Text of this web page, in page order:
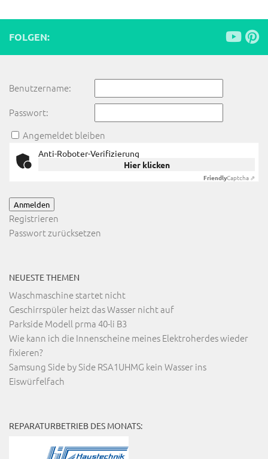
FOLGEN:
Benutzername:
Passwort:
Angemeldet bleiben
Anti-Roboter-Verifizierung
Hier klicken
FriendlyCaptcha ⇗
Anmelden
Registrieren
Passwort zurücksetzen
NEUESTE THEMEN
Waschmaschine startet nicht
Geschirrspüler heizt das Wasser nicht auf
Parkside Modell prma 40-li B3
Wie kann ich die Innenscheine meines Elektroherdes wieder
fixieren?
Samsung Side by Side RSA1UHMG kein Wasser ins
Eiswürfelfach
REPARATURBETRIEB DES MONATS: